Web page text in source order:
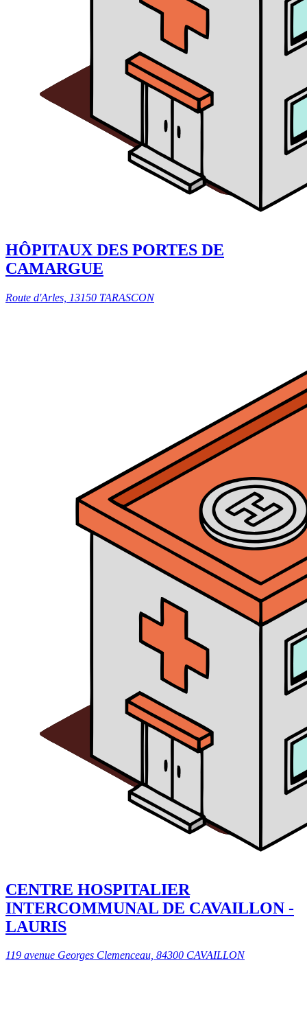
HÔPITAUX DES PORTES DE
CAMARGUE
Route d'Arles, 13150 TARASCON
CENTRE HOSPITALIER
INTERCOMMUNAL DE CAVAILLON -
LAURIS
119 avenue Georges Clemenceau, 84300 CAVAILLON